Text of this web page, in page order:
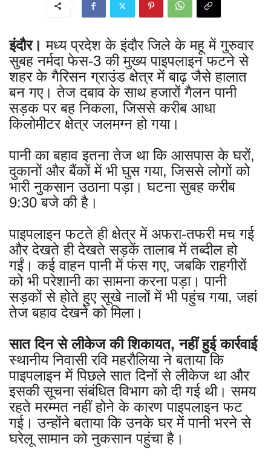
इंदाैर।मध्य प्रदेश के इंदौर जिले के महू में गुरुवार
सुबह नर्मदा फेस-3 की मुख्य पाइपलाइन फटने से
शहर के गैरिसन ग्राउंड क्षेत्र में बाढ़ जैसे हालात
बन गए। तेज दबाव के साथ हजारों गैलन पानी
सड़क पर बह निकला, जिससे करीब आधा
किलोमीटर क्षेत्र जलमग्न हो गया।
पानी का बहाव इतना तेज था कि आसपास के घरों,
दुकानों और बैंकों में भी घुस गया, जिससे लोगों को
भारी नुकसान उठाना पड़ा। घटना सुबह करीब
9:30 बजे की है।
पाइपलाइन फटते ही क्षेत्र में अफरा-तफरी मच गई
और देखते ही देखते सड़कें तालाब में तब्दील हो
गईं। कई वाहन पानी में फंस गए, जबकि राहगीरों
को भी परेशानी का सामना करना पड़ा। पानी
सड़कों से होते हुए सूखे नालों में भी पहुंच गया, जहां
तेज बहाव देखने को मिला।
सात दिन से लीकेज की शिकायत, नहीं हुई कार्रवाई
स्थानीय निवासी रवि महरौलिया ने बताया कि
पाइपलाइन में पिछले सात दिनों से लीकेज था और
इसकी सूचना संबंधित विभाग को दी गई थी। समय
रहते मरम्मत नहीं होने के कारण पाइपलाइन फट
गई। उन्होंने बताया कि उनके घर में पानी भरने से
घरेलू सामान को नुकसान पहुंचा है।